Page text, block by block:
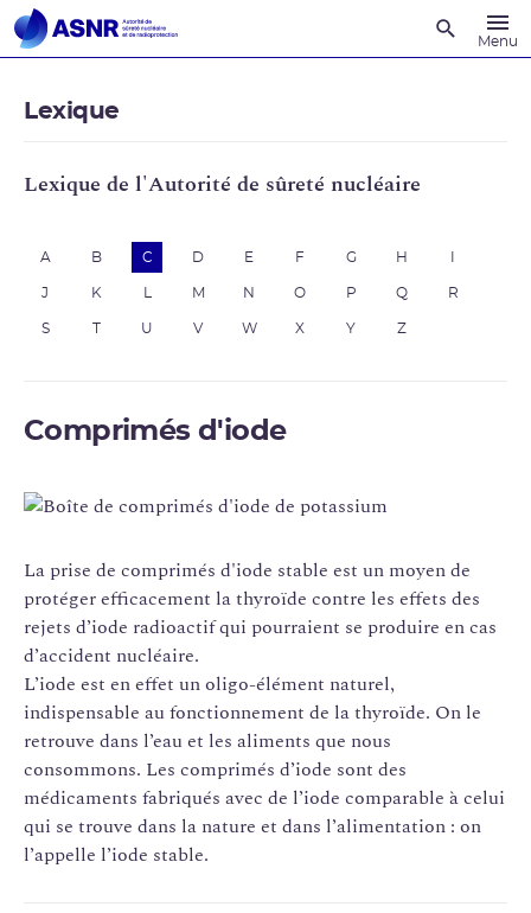
Menu
Lexique
Lexique de l'Autorité de sûreté nucléaire
A B C D E F G H
J K M N O P Q R
S U V W X Y Z
Comprimés d'iode
La prise de comprimés d'iode stable est un moyen de
protéger efficacement la thyroïde contre les effets des
rejets d’iode radioactif qui pourraient se produire en cas
d’accident nucléaire.
L’iode est en effet un oligo-élément naturel,
indispensable au fonctionnement de la thyroïde. On le
retrouve dans l’eau et les aliments que nous
consommons. Les comprimés d’iode sont des
médicaments fabriqués avec de l’iode comparable à celui
qui se trouve dans la nature et dans l’alimentation : on
l’appelle l’iode stable.